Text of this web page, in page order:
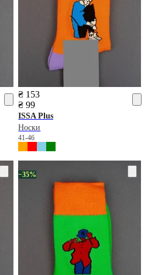
₴ 153
₴ 99
ISSA Plus
Носки
41-46
−35%